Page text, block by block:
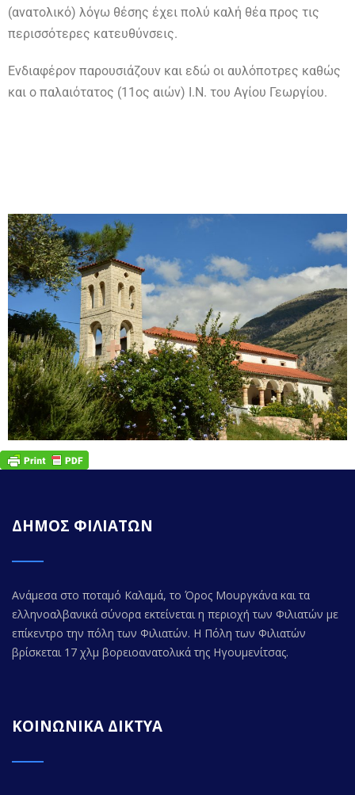
(ανατολικό) λόγω θέσης έχει πολύ καλή θέα προς τις
περισσότερες κατευθύνσεις.
Ενδιαφέρον παρουσιάζουν και εδώ οι αυλόποτρες καθώς
και ο παλαιότατος (11ος αιών) Ι.Ν. του Αγίου Γεωργίου.
ΔΗΜΟΣ ΦΙΛΙΑΤΩΝ
Ανάμεσα στο ποταμό Καλαμά, το Όρος Μουργκάνα και τα
ελληνοαλβανικά σύνορα εκτείνεται η περιοχή των Φιλιατών με
επίκεντρο την πόλη των Φιλιατών. Η Πόλη των Φιλιατών
βρίσκεται 17 χλμ βορειοανατολικά της Ηγουμενίτσας.
ΚΟΙΝΩΝΙΚΑ ΔΙΚΤΥΑ